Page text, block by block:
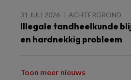
31 JULI 2026 ACHTERGROND
Illegale tandheelkunde
en hardnekkig probleem
Toon meer nieuws